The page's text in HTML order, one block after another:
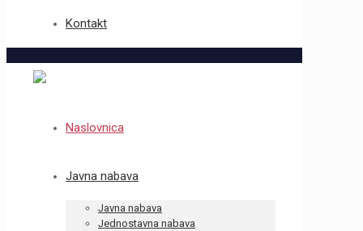
Kontakt
Naslovnica
Javna nabava
Javna nabava
Jednostavna nabava